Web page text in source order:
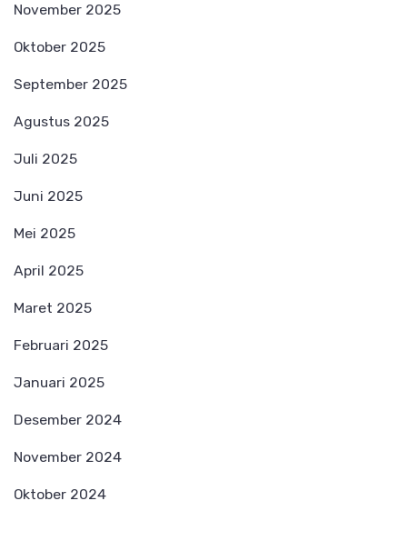
November 2025
Oktober 2025
September 2025
Agustus 2025
Juli 2025
Juni 2025
Mei 2025
April 2025
Maret 2025
Februari 2025
Januari 2025
Desember 2024
November 2024
Oktober 2024